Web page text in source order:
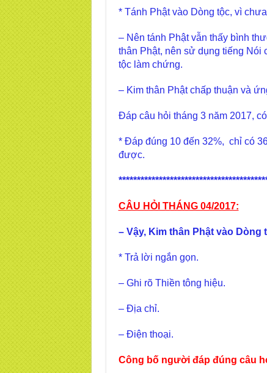
* Tánh Phật vào Dòng tộc, vì
– Nên tánh Phật vẫn thấy bình
thân Phật, nên sử dụng tiếng Nói
tộc làm chứng.
– Kim thân Phật chấp thuận và
Đáp câu hỏi tháng 3 năm 2017,
* Đáp đúng 10 đến 32%, chỉ có
được.
CÂU HỎI THÁNG 04/2017:
– Vậy, Kim thân Phật vào
* Trả lời ngắn gọn.
– Ghi rõ Thiền tông hiệu.
– Địa chỉ.
– Điện thoại.
Công bố người đáp đúng câu